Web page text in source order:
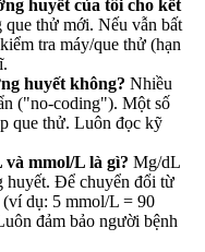
huyết của tôi cho kết
que thử mới. Nếu vẫn bất
tra máy/que thử (hạn
huyết không? Nhiều
("no-coding"). Một số
que thử. Luôn đọc kỹ
mmol/L là gì? Mg/dL
huyết. Để chuyển đổi từ
dụ: 5 mmol/L = 90
đảm bảo người bệnh